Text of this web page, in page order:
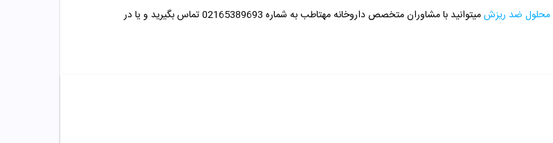
محلول ضد ریزش
میتوانید با مشاوران متخصص داروخانه مهتاطب به شماره 02165389693 تماس بگیرید و یا در